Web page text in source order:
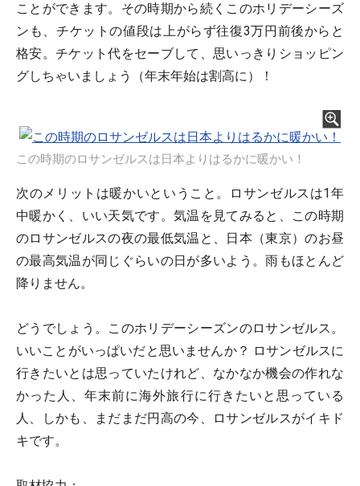
ことができます。その時期から続くこのホリデーシーズ
ンも、チケットの値段は上がらず往復3万円前後からと
格安。チケット代をセーブして、思いっきりショッピン
グしちゃいましょう（年末年始は割高に）！
この時期のロサンゼルスは日本よりはるかに暖かい！
次のメリットは暖かいということ。ロサンゼルスは1年
中暖かく、いい天気です。気温を見てみると、この時期
のロサンゼルスの夜の最低気温と、日本（東京）のお昼
の最高気温が同じぐらいの日が多いよう。雨もほとんど
降りません。
どうでしょう。このホリデーシーズンのロサンゼルス。
いいことがいっぱいだと思いませんか？ ロサンゼルスに
行きたいとは思っていたけれど、なかなか機会の作れな
かった人、年末前に海外旅行に行きたいと思っている
人、しかも、まだまだ円高の今、ロサンゼルスがイキド
キです。